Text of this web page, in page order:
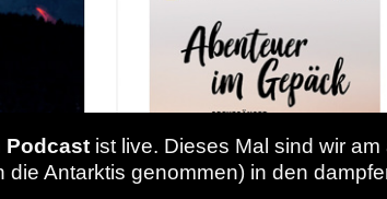
Podcastist live. Dieses Mal sind wir am
die Antarktis genommen) in den